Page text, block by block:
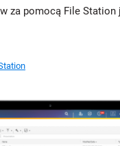
za pomocą File Station